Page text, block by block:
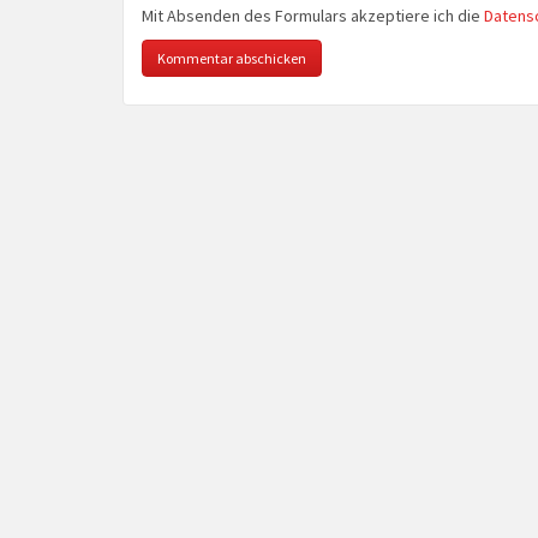
Mit Absenden des Formulars akzeptiere ich die